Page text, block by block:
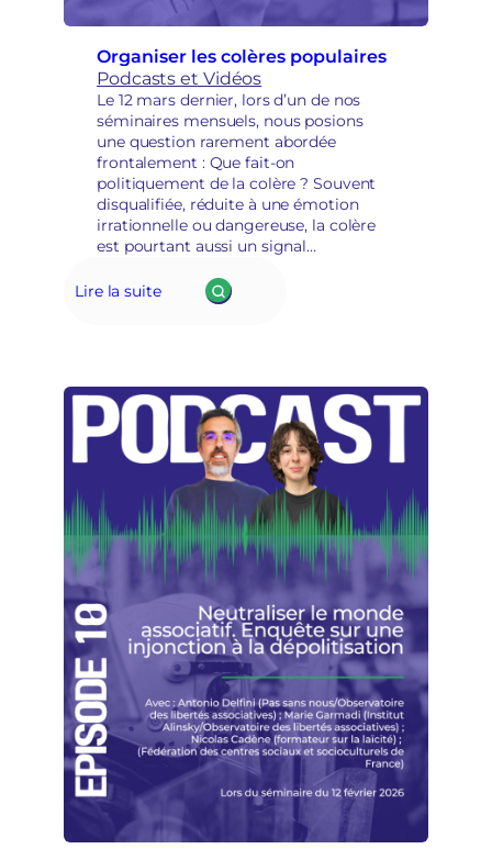
Organiser les colères populaires
Podcasts et Vidéos
Le 12 mars dernier, lors d’un de nos
séminaires mensuels, nous posions
une question rarement abordée
frontalement : Que fait-on
politiquement de la colère ? Souvent
disqualifiée, réduite à une émotion
irrationnelle ou dangereuse, la colère
est pourtant aussi un signal
d’injustice, parfois le point de départ de
mobilisations puissantes.👉 Peut-elle
Lire la suite